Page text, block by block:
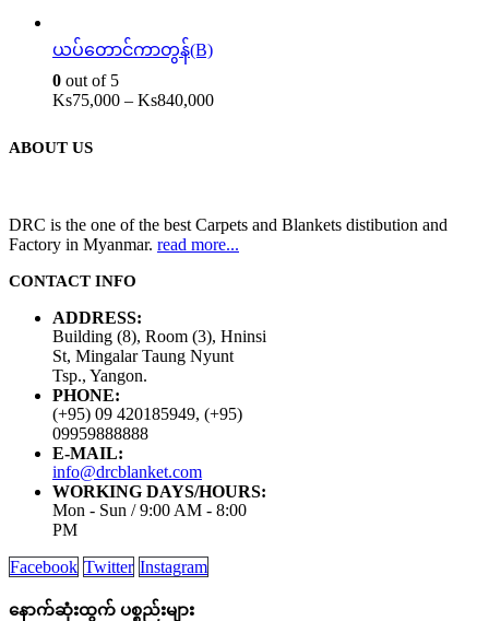
ယပ်တောင်ကာတွန်(B)
0 out of 5
Ks75,000 – Ks840,000
ABOUT US
DRC is the one of the best Carpets and Blankets distibution and
Factory in Myanmar. read more...
CONTACT INFO
ADDRESS:
Building (8), Room (3), Hninsi
St, Mingalar Taung Nyunt
Tsp., Yangon.
PHONE:
(+95) 09 420185949, (+95)
09959888888
E-MAIL:
info@drcblanket.com
WORKING DAYS/HOURS:
Mon - Sun / 9:00 AM - 8:00
PM
Facebook Twitter Instagram
နောက်ဆုံးထွက် ပစ္စည်းများ